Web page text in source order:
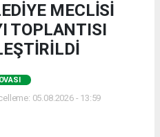
MECLİSİ
TOPLANTISI
05.08.2026 - 13:59